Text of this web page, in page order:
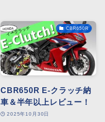
CBR650R
CBR650R E-クラッチ納
車＆半年以上レビュー！
2025年10月30日